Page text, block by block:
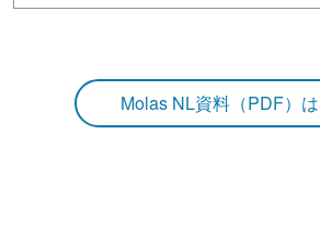
Molas NL資料（PDF）